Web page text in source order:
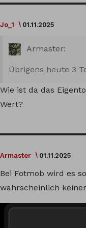
Jo_1 01.11.2025
Armaster:
Übrigens heute 3
Wie ist da das
Wert?
Armaster 01.11.2025
Bei Fotmob wird es
wahrscheinlich